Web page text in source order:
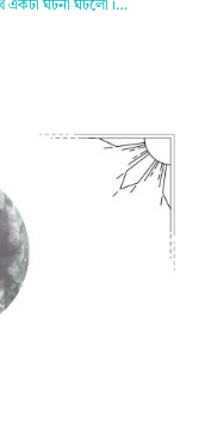
একটা ঘটনা ঘটলো।…